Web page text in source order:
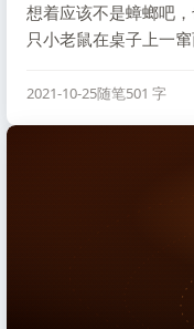
想着应该不是蟑螂吧
只小老鼠在桌子上一
近凉快了，就把窗户
2021-10-25随笔501 字